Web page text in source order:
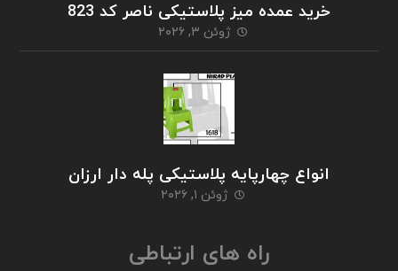
خرید عمده میز پلاستیکی ناصر کد 823
ژوئن ۳, ۲۰۲۶
انواع چهارپایه پلاستیکی پله دار ارزان
ژوئن ۱, ۲۰۲۶
راه های ارتباطی